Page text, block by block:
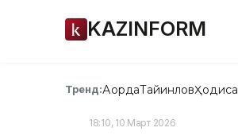
KAZINFORM
Тренд:АқордаТайинловҲодиса
18:10, 10 Март 2026